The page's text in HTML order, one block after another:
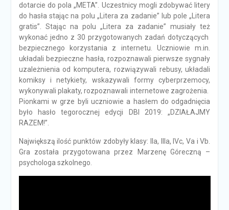
dotarcie do pola „META”. Uczestnicy mogli zdobywać litery
do hasła stając na polu „Litera za zadanie” lub pole „Litera
gratis”. Stając na polu „Litera za zadanie” musiały też
wykonać jedno z 30 przygotowanych zadań dotyczących
bezpiecznego korzystania z internetu. Uczniowie m.in.
układali bezpieczne hasła, rozpoznawali pierwsze sygnały
uzależnienia od komputera, rozwiązywali rebusy, układali
komiksy i netykiety, wskazywali formy cyberprzemocy,
wykonywali plakaty, rozpoznawali internetowe zagrożenia.
Pionkami w grze byli uczniowie a hasłem do odgadnięcia
było hasło tegorocznej edycji DBI 2019: „DZIAŁAJMY
RAZEM!”.
Największą ilość punktów zdobyły klasy: IIa, IIIa, IVc, Va i Vb.
Gra została przygotowana przez Marzenę Góreczną –
psychologa szkolnego.